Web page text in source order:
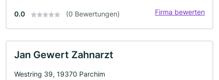
0.0 (0 Bewertungen) Firma bewerten
Jan Gewert Zahnarzt
Westring 39, 19370 Parchim